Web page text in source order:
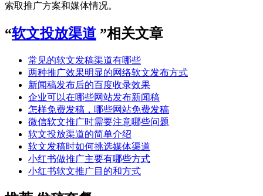
索取推广方案和媒体情况。
“软文投放渠道 ”相关文章
常见的软文发稿渠道有哪些
两种推广效果明显的网络软文发布方式
新闻稿发布后的百度收录效果
企业可以在哪些网站发布新闻稿
怎样免费发稿，哪些网站免费发稿
微信软文推广时需要注意哪些问题
软文投放渠道的简单介绍
软文发稿时如何挑选媒体渠道
小红书做推广主要有哪些方式
小红书软文推广目的和方式